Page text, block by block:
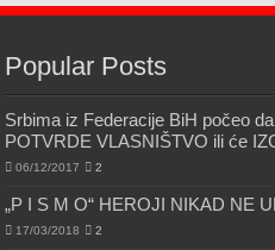
Popular Posts
Srbima iz Federacije BiH počeo
POTVRDE VLASNIŠTVO ili će
06/12/2017 2
„P I S M O“ HEROJI NIKAD NE
17/03/2018 2